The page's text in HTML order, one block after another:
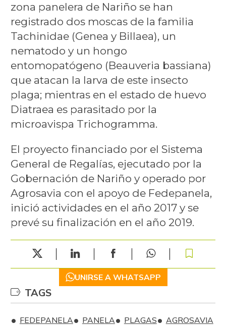
zona panelera de Nariño se han
registrado dos moscas de la familia
Tachinidae (Genea y Billaea), un
nematodo y un hongo
entomopatógeno (Beauveria bassiana)
que atacan la larva de este insecto
plaga; mientras en el estado de huevo
Diatraea es parasitado por la
microavispa Trichogramma.
El proyecto financiado por el Sistema
General de Regalías, ejecutado por la
Gobernación de Nariño y operado por
Agrosavia con el apoyo de Fedepanela,
inició actividades en el año 2017 y se
prevé su finalización en el año 2019.
UNIRSE A WHATSAPP
TAGS
FEDEPANELA PANELA PLAGAS
AGROSAVIA